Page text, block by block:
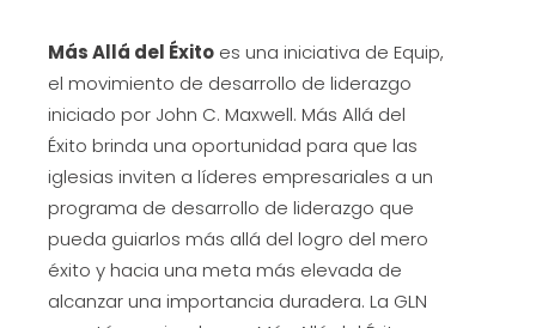
Más Allá del Éxito es una iniciativa de Equip,
el movimiento de desarrollo de liderazgo
iniciado por John C. Maxwell. Más Allá del
Éxito brinda una oportunidad para que las
iglesias inviten a líderes empresariales a un
programa de desarrollo de liderazgo que
pueda guiarlos más allá del logro del mero
éxito y hacia una meta más elevada de
alcanzar una importancia duradera. La GLN